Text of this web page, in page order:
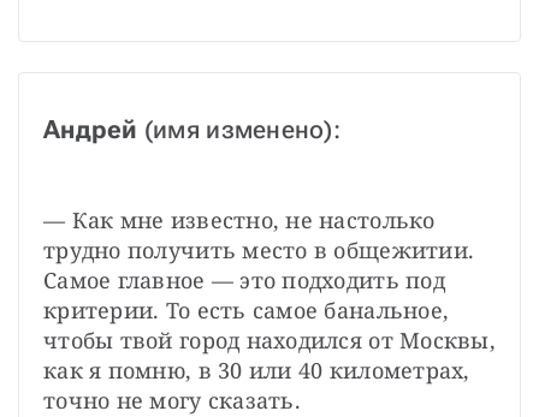
Андрей (имя изменено):
— Как мне известно, не настолько
трудно получить место в общежитии.
Самое главное — это подходить под
критерии. То есть самое банальное,
чтобы твой город находился от Москвы,
как я помню, в 30 или 40 километрах,
точно не могу сказать.